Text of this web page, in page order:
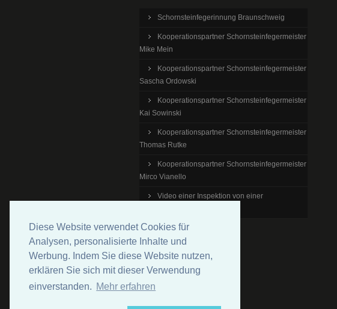
Diese Website verwendet Cookies für
Analysen, personalisierte Inhalte und
Werbung. Indem Sie diese Website nutzen,
erklären Sie sich mit dieser Verwendung
einverstanden. Mehr erfahren
Schornsteinfegerinnung Braunschweig
Kooperationspartner Schornsteinfegermeister
Mike Mein
Kooperationspartner Schornsteinfegermeister
Sascha Ordowski
Kooperationspartner Schornsteinfegermeister
Kai Sowinski
Kooperationspartner Schornsteinfegermeister
Thomas Rutke
Kooperationspartner Schornsteinfegermeister
Mirco Vianello
Video einer Inspektion von einer